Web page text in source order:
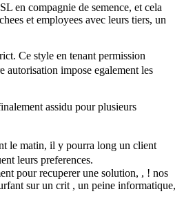
en compagnie de semence, et cela
et employees avec leurs tiers, un
Ce style en tenant permission
autorisation impose egalement les
assidu pour plusieurs
le matin, il y pourra long un client
leurs preferences.
pour recuperer une solution, , ! nos
sur un crit , un peine informatique,